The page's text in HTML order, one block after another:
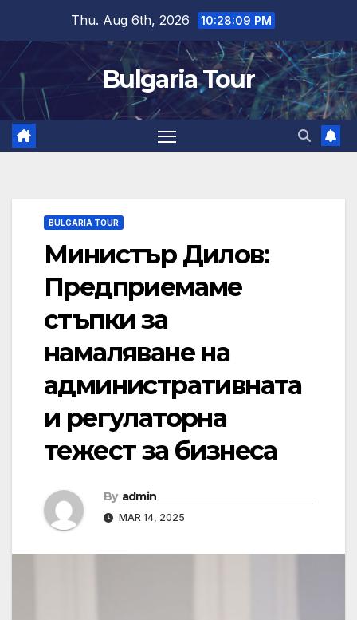
content
Thu. Aug 6th, 2026 10:28:10 PM
Bulgaria Tour
BULGARIA TOUR
Министър Дилов:
Предприемаме
стъпки за
намаляване на
административната
и регулаторна
тежест за бизнеса
By admin
MAR 14, 2025